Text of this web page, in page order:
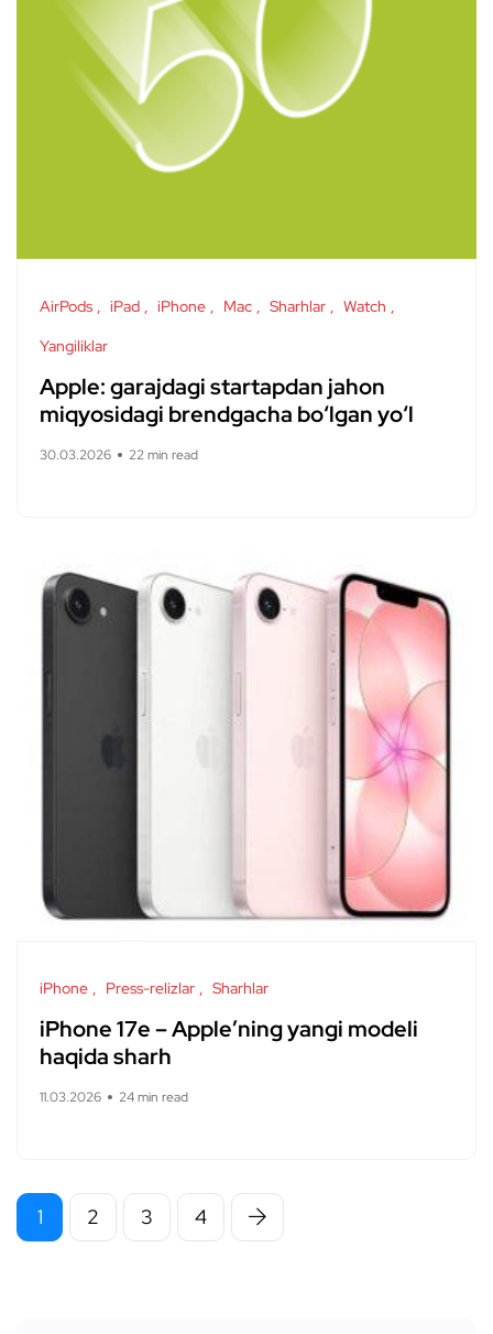
AirPods iPad iPhone Mac Sharhlar
Watch
Yangiliklar
Apple: garajdagi startapdan jahon
miqyosidagi brendgacha bo‘lgan yo‘l
30.03.2026 22 min read
iPhone Press-relizlar Sharhlar
iPhone 17e – Apple’ning yangi modeli
haqida sharh
11.03.2026 24 min read
1 2 3 4